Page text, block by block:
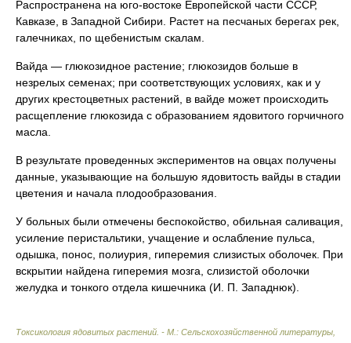
Распространена на юго-востоке Европейской части СССР,
Кавказе, в Западной Сибири. Растет на песчаных берегах рек,
галечниках, по щебенистым скалам.
Вайда — глюкозидное растение; глюкозидов больше в
незрелых семенах; при соответствующих условиях, как и у
других крестоцветных растений, в вайде может происходить
расщепление глюкозида с образованием ядовитого горчичного
масла.
В результате проведенных экспериментов на овцах получены
данные, указывающие на большую ядовитость вайды в стадии
цветения и начала плодообразования.
У больных были отмечены беспокойство, обильная саливация,
усиление перистальтики, учащение и ослабление пульса,
одышка, понос, полиурия, гиперемия слизистых оболочек. При
вскрытии найдена гиперемия мозга, слизистой оболочки
желудка и тонкого отдела кишечника (И. П. Западнюк).
Токсикология ядовитых растений. - М.: Сельскохозяйственной литературы,